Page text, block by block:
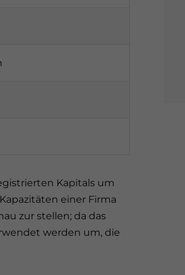
Kapitals um
einer Firma
zur stellen; da das
werden um, die